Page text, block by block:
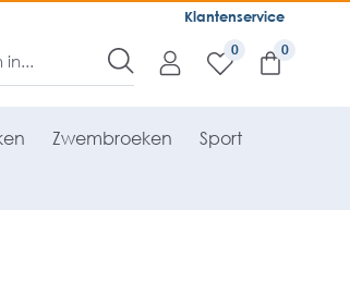
Klantenservice
0
Zwembroeken Sport